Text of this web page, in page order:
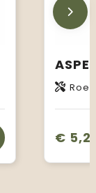
€ 5,21